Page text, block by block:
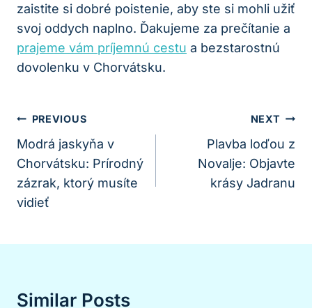
zaistite si dobré poistenie, aby ste si mohli užiť
svoj oddych naplno. Ďakujeme za prečítanie a
prajeme vám príjemnú cestu a bezstarostnú
dovolenku v Chorvátsku.
Navigácia
V
Článku
PREVIOUS
Modrá jaskyňa v
Chorvátsku: Prírodný
zázrak, ktorý musíte
vidieť
NEXT
Plavba loďou z
Novalje: Objavte
krásy Jadranu
Similar Posts